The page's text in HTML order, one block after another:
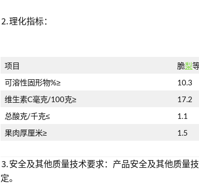
⒉理化指标：
项目 脆梨
可溶性固形物%≥
10.3
维生素C毫克/100克≥
17.2
总酸克/千克≤
1.1
果肉厚厘米≥
1.5
⒊安全及其他质量技术要求：产品安全及其他质量
定。